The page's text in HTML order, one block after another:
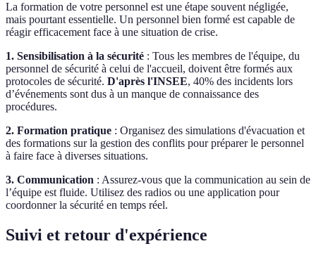
La formation de votre personnel est une étape souvent négligée,
mais pourtant essentielle. Un personnel bien formé est capable de
réagir efficacement face à une situation de crise.
1. Sensibilisation à la sécurité : Tous les membres de l'équipe, du
personnel de sécurité à celui de l'accueil, doivent être formés aux
protocoles de sécurité. D'après l'INSEE, 40% des incidents lors
d’événements sont dus à un manque de connaissance des
procédures.
2. Formation pratique : Organisez des simulations d'évacuation et
des formations sur la gestion des conflits pour préparer le personnel
à faire face à diverses situations.
3. Communication : Assurez-vous que la communication au sein de
l’équipe est fluide. Utilisez des radios ou une application pour
coordonner la sécurité en temps réel.
Suivi et retour d'expérience